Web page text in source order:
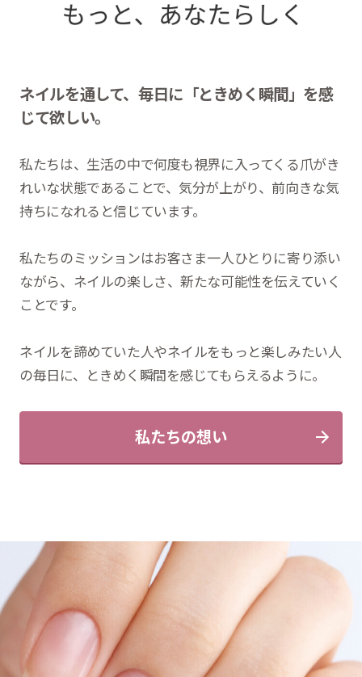
ネイルを通して、毎日に「ときめく瞬間」を感
じて欲しい。
私たちは、生活の中で何度も視界に入ってくる爪がき
れいな状態であることで、気分が上がり、前向きな気
持ちになれると信じています。
私たちのミッションはお客さま一人ひとりに寄り添い
ながら、ネイルの楽しさ、新たな可能性を伝えていく
ことです。
ネイルを諦めていた人やネイルをもっと楽しみたい人
の毎日に、ときめく瞬間を感じてもらえるように。
私たちの想い